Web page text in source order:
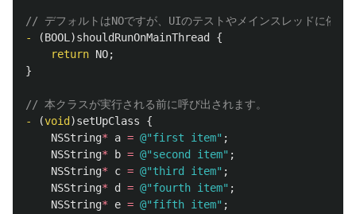
// デフォルトはNOですが、UIのテストやメインスレッドに依存
-
(BOOL )shouldRunOnMainThread
{
return NO;
}
// 本クラスが実行される前に呼び出されます。
-
(void )setUpClass
{
NSString* a = @"first item" ;
NSString* b = @"second item" ;
NSString* c = @"third item" ;
NSString* d = @"fourth item" ;
NSString* e = @"fifth item" ;